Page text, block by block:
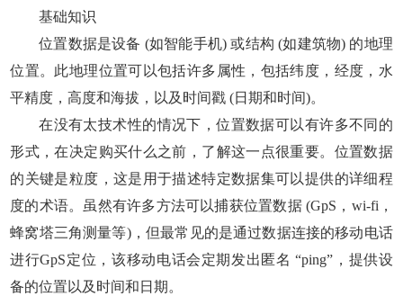
基础知识
位置数据是设备 (如智能手机) 或结构 (如建筑物) 的地理
位置。此地理位置可以包括许多属性，包括纬度，经度，水
平精度，高度和海拔，以及时间戳 (日期和时间)。
在没有太技术性的情况下，位置数据可以有许多不同的
形式，在决定购买什么之前，了解这一点很重要。位置数据
的关键是粒度，这是用于描述特定数据集可以提供的详细程
度的术语。虽然有许多方法可以捕获位置数据 (GpS，wi-fi，
蜂窝塔三角测量等)，但最常见的是通过数据连接的移动电话
进行GpS定位，该移动电话会定期发出匿名 “ping”，提供设
备的位置以及时间和日期。